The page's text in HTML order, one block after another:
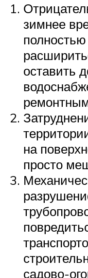
зимнее
оставить
на
просто
садово-